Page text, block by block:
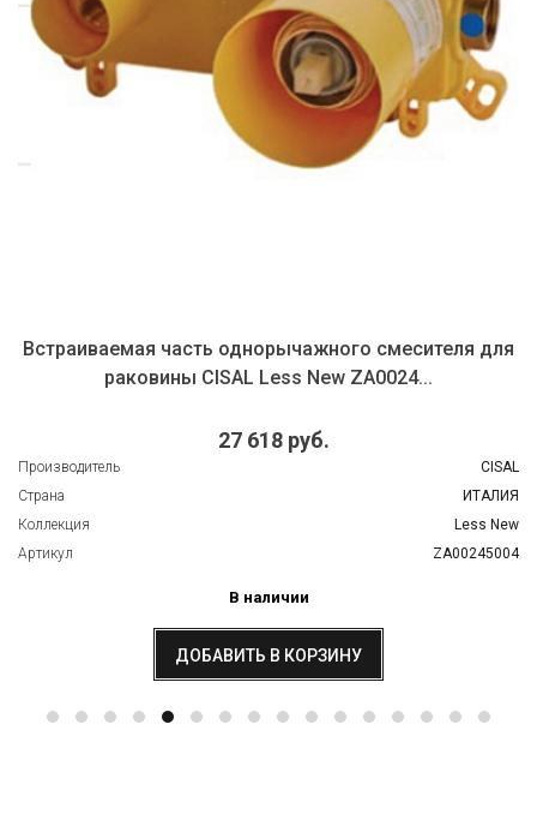
Встраиваемая часть однорычажного смесителя для
раковины CISAL Less New ZA0024...
27 618 руб.
Производитель
CISAL
Страна
ИТАЛИЯ
Коллекция
Less New
Артикул
ZA00245004
В наличии
ДОБАВИТЬ В КОРЗИНУ